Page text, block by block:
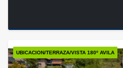
UBICACION/TERRAZA/VISTA 180º AVILA